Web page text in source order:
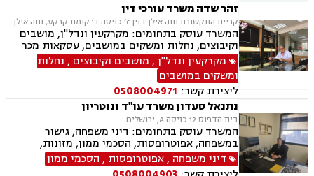
זהר שדה משרד עורכי דין
קריית התקשורת נווה אילן בנין c’ כניסה ב׳ קומת קרקע, נווה אילן
המשרד עוסק בתחומים: מקרקעין ונדל"ן, מושבים
וקיבוצים, נחלות ומשקים במושבים, עסקאות מכר
דירה, מיסוי נדל"ן, ייפוי כוח מתמשך, הסכמי ממון,
חלוקת רכוש, עסקאות מתנה, אפוטרופסות, רשויות
מקומיות, אגודות שיתופיות, גישור ובוררות, דיני
חוזים.
מקרקעין ונדל"ן, מושבים וקיבוצים , נחלות
ומשקים במושבים
ליצירת קשר: 0508004971
נתנאל סעדון משרד עו"ד ונוטריון
בית הדפוס 12 כניסה A, ירושלים
המשרד עוסק בתחומים: דיני משפחה, גישור
במשפחה, אפוטרופסות, הסכמי ממון, מזונות,
משמורת, גירושין, טוען רבני, חלוקת רכוש, מעמד
אישי, תיאום הורי, זמני שהות, ניכור הורי, עסקאות
דיני משפחה ,אפוטרופסות , הסכמי ממון